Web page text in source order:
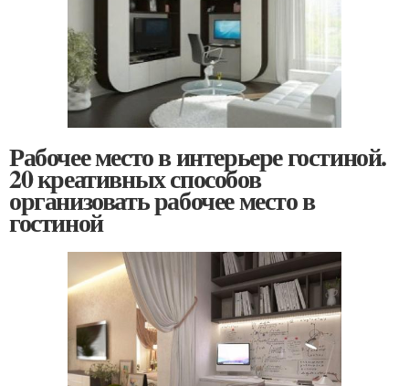
Рабочее место в интерьере гостиной.
20 креативных способов
организовать рабочее место в
гостиной